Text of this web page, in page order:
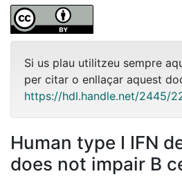
Si us plau utilitzeu sempre
per citar o enllaçar aquest
https://hdl.handle.net/2445/
Human type I IFN
does not impair B